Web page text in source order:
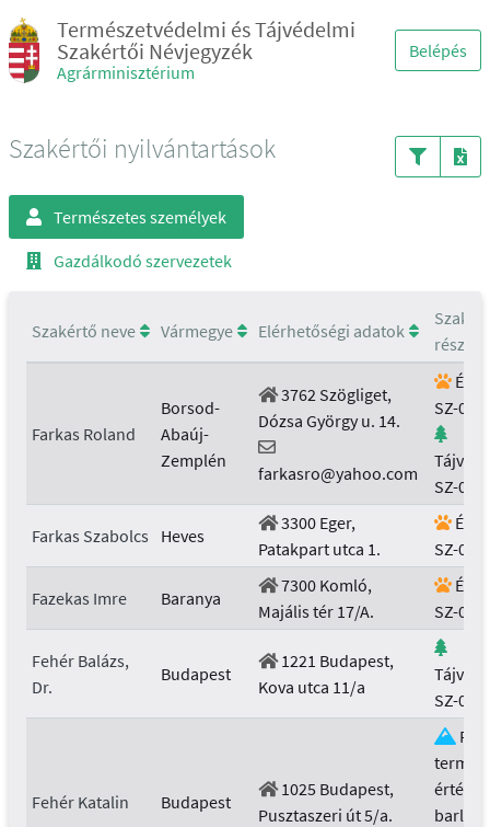
Természetvédelmi és Tájvédelmi
Szakértői Névjegyzék
Agrárminisztérium
Belépés
Szakértői nyilvántartások
Természetes személyek
Gazdálkodó szervezetek
Szakértő neve Vármegye Elérhetőségi adatok
Farkas Roland
Borsod-
Abaúj-
Zemplén
3762 Szögliget,
Dózsa György u. 14.
farkasro@yahoo.com
SZ-
SZ-
Farkas Szabolcs Heves
3300 Eger,
Patakpart utca 1.
SZ-
Fazekas Imre Baranya
7300 Komló,
Majális tér 17/A.
SZ-
Fehér Balázs,
Dr.
Budapest
1221 Budapest,
Kova utca 11/a
SZ-
Fehér Katalin Budapest
1025 Budapest,
Pusztaszeri út 5/a.